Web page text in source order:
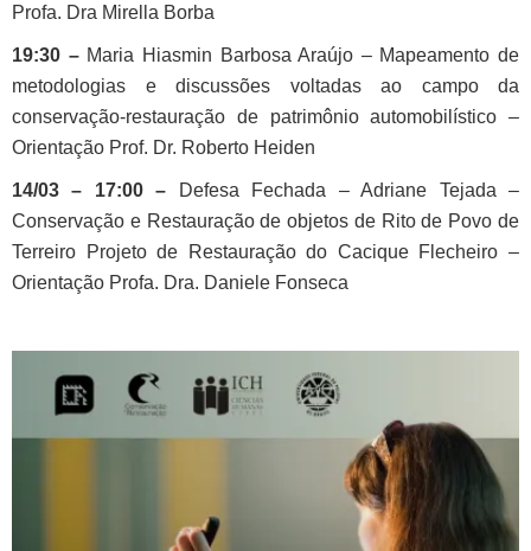
Profa. Dra Mirella Borba
19:30 –Maria Hiasmin Barbosa Araújo – Mapeamento de
metodologias e discussões voltadas ao campo da
conservação-restauração de patrimônio automobilístico –
Orientação Prof. Dr. Roberto Heiden
14/03 – 17:00 – Defesa Fechada – Adriane Tejada –
Conservação e Restauração de objetos de Rito de Povo de
Terreiro Projeto de Restauração do Cacique Flecheiro –
Orientação Profa. Dra. Daniele Fonseca